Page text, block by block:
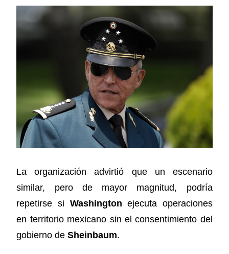
La organización advirtió que un escenario
similar, pero de mayor magnitud, podría
repetirse si Washingtonejecuta operaciones
en territorio mexicano sin el consentimiento del
gobierno deSheinbaum.